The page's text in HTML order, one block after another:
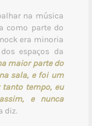
na música
como parte do
era minoria
espaços da
maior parte do
sala, e foi um
tempo, eu
e nunca
diz.